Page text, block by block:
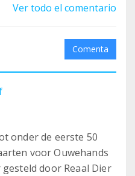
Ver todo el comentario
Comenta
onder de eerste 50
voor Ouwehands
door Reaal Dier